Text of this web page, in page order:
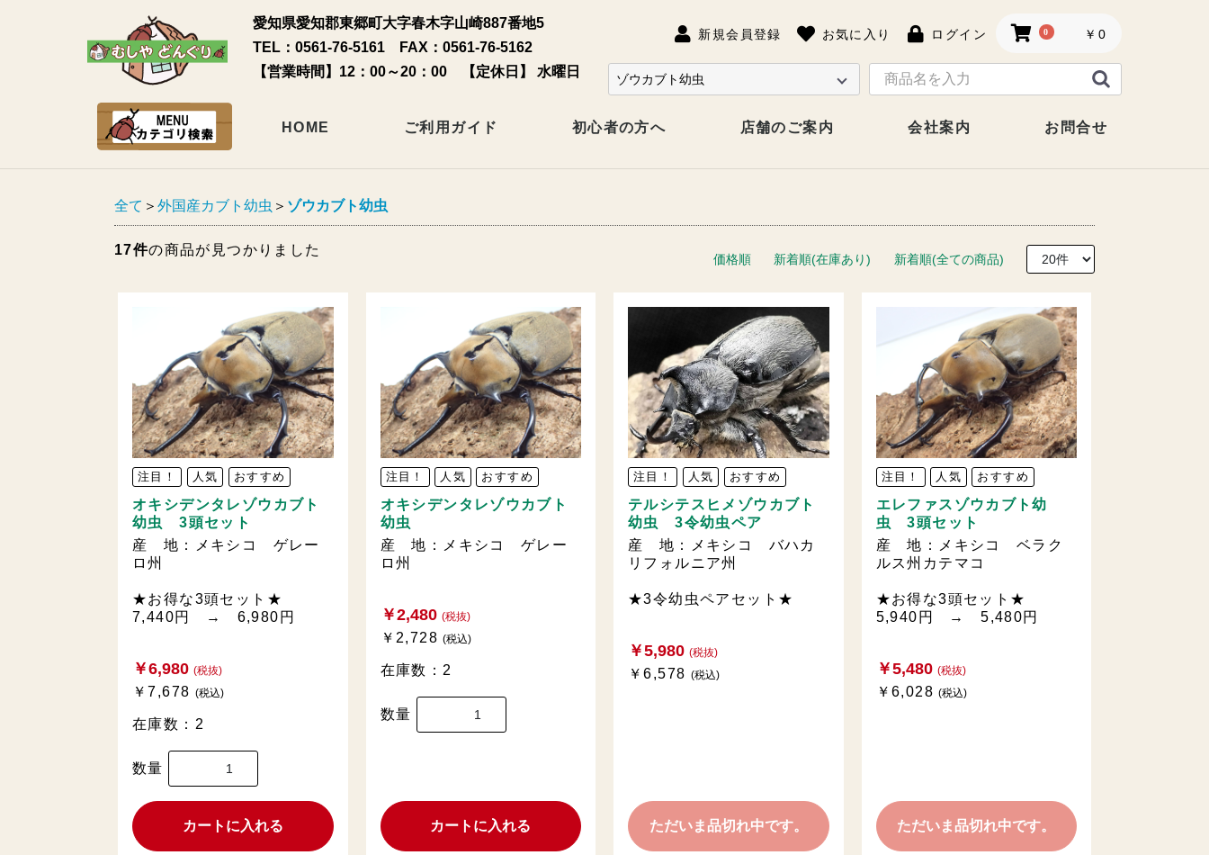
愛知県愛知郡東郷町大字春木字山崎887番地5
TEL：0561-76-5161 FAX：0561-76-5162
【営業時間】12：00～20：00 【定休日】 水曜日
新規会員登録 お気に入り ログイン 0 ￥0
HOME ご利用ガイド 初心者の方へ 店舗のご案内 会社案内 お問合せ
全て ＞ 外国産カブト幼虫 ＞ ゾウカブト幼虫
17件の商品が見つかりました
価格順 新着順(在庫あり) 新着順(全ての商品)
注目！ 人気 おすすめ
オキシデンタレゾウカブト
幼虫 3頭セット
産 地：メキシコ ゲレー
ロ州
★お得な3頭セット★
7,440円 → 6,980円
￥6,980 (税抜)
￥7,678 (税込)
在庫数：2
数量
カートに入れる
注目！ 人気 おすすめ
オキシデンタレゾウカブト
幼虫
産 地：メキシコ ゲレー
ロ州
￥2,480 (税抜)
￥2,728(税込)
在庫数：2
数量
カートに入れる
注目！ 人気 おすすめ
テルシテスヒメゾウカブト
幼虫 3令幼虫ペア
産 地：メキシコ バハカ
リフォルニア州
★3令幼虫ペアセット★
￥5,980 (税抜)
￥6,578 (税込)
ただいま品切れ中です。
注目！ 人気 おすすめ
エレファスゾウカブト幼
虫 3頭セット
産 地：メキシコ ベラク
ルス州カテマコ
★お得な3頭セット★
5,940円 → 5,480円
￥5,480 (税抜)
￥6,028(税込)
ただいま品切れ中です。